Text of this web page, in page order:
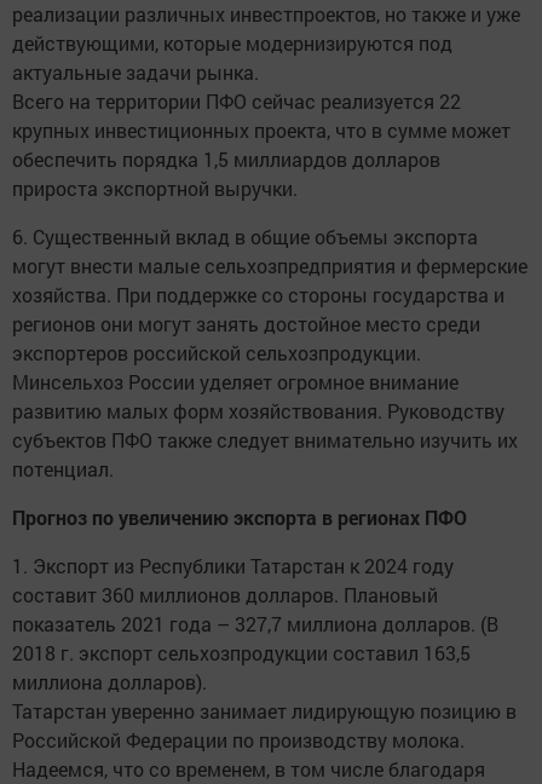
реализации различных инвестпроектов, но также и уже
действующими, которые модернизируются под
актуальные задачи рынка.
Всего на территории ПФО сейчас реализуется 22
крупных инвестиционных проекта, что в сумме может
обеспечить порядка 1,5 миллиардов долларов
прироста экспортной выручки.
6. Существенный вклад в общие объемы экспорта
могут внести малые сельхозпредприятия и фермерские
хозяйства. При поддержке со стороны государства и
регионов они могут занять достойное место среди
экспортеров российской сельхозпродукции.
Минсельхоз России уделяет огромное внимание
развитию малых форм хозяйствования. Руководству
субъектов ПФО также следует внимательно изучить их
потенциал.
Прогноз по увеличению экспорта в регионах ПФО
1. Экспорт из Республики Татарстан к 2024 году
составит 360 миллионов долларов. Плановый
показатель 2021 года – 327,7 миллиона долларов. (В
2018 г. экспорт сельхозпродукции составил 163,5
миллиона долларов).
Татарстан уверенно занимает лидирующую позицию в
Российской Федерации по производству молока.
Надеемся, что со временем, в том числе благодаря